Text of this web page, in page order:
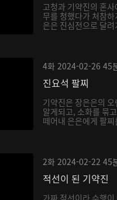
고청과 기약진의 혼
무를 청했다가 처참
은은 진심전으로 달
4화 2024-02-26 45
진요석 팔찌
기약진은 장은은의
알게되고, 소화를 묶
떼어내 은은에게 팔
2화 2024-02-22 45
적선이 된 기약진
가짜 적선이라 수행